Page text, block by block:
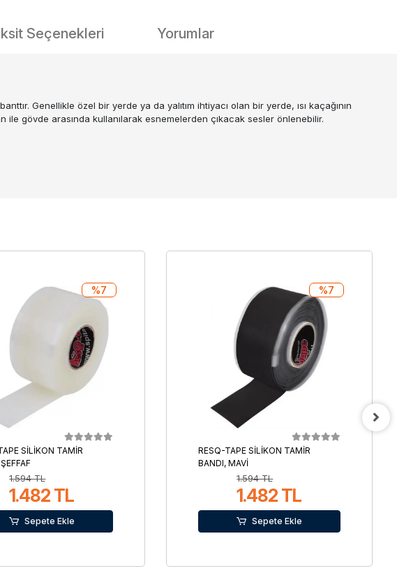
Seçenekleri Yorumlar
Genellikle özel bir yerde ya da yalıtım ihtiyacı olan bir yerde, ısı kaçağının
gövde arasında kullanılarak esnemelerden çıkacak sesler önlenebilir.
SİLİKON TAMİR
1.594 TL
1.482 TL
%7
Sepete Ekle
RESQ-TAPE SİLİKON TAMİR
BANDI, MAVİ
1.594 TL
1.482 TL
%7
Sepete Ekle